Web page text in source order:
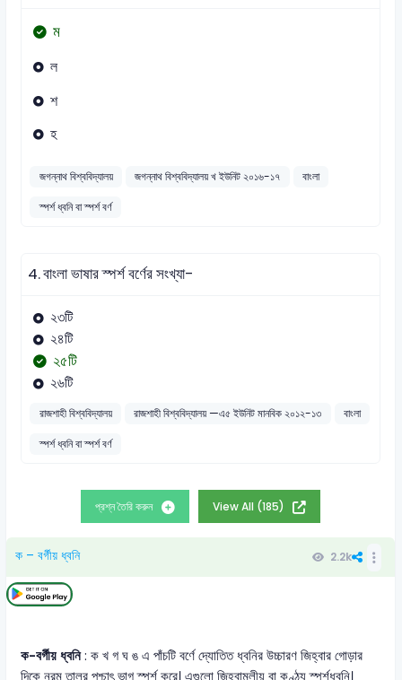
ম
ল
শ
হ
জগন্নাথ বিশ্ববিদ্যালয় জগন্নাথ বিশ্ববিদ্যালয় খ ইউনিট ২০১৬-১৭
বাংলা
স্পর্শ ধ্বনি বা স্পর্শ বর্ণ
4.বাংলা ভাষার স্পর্শ বর্ণের সংখ্যা-
২৩টি
২৪টি
২৫টি
২৬টি
রাজশাহী বিশ্ববিদ্যালয় রাজশাহী বিশ্ববিদ্যালয় —এ৫ ইউনিট মানবিক ২০১২-১৩
বাংলা
স্পর্শ ধ্বনি বা স্পর্শ বর্ণ
প্রশ্ন তৈরি করুন View All (185)
ক – বর্গীয় ধ্বনি 2.2k
ক-বর্গীয় ধ্বনি: ক খ গ ঘ ঙ এ পাঁচটি বর্ণে দ্যোতিত ধ্বনির উচ্চারণ জিহ্বার গোড়ার
দিকে নরম তালুর পশ্চাৎ ভাগ স্পর্শ করে। এগুলো জিহ্বামূলীয় বা কণ্ঠ্য স্পর্শধ্বনি।